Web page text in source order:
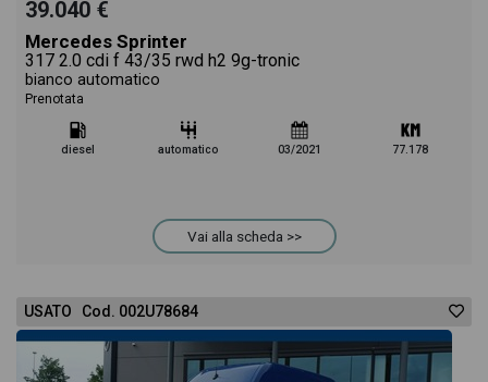
39.040 €
Mercedes Sprinter
317 2.0 cdi f 43/35 rwd h2 9g-tronic
bianco automatico
Prenotata
diesel automatico 03/2021 77.178
Vai alla scheda >>
USATO Cod. 002U78684